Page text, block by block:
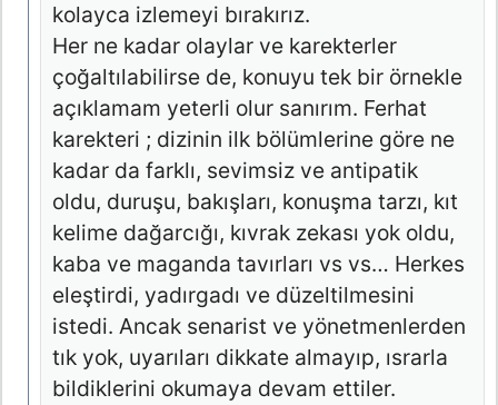
kolayca izlemeyi bırakırız.
Her ne kadar olaylar ve karekterler
çoğaltılabilirse de, konuyu tek bir örnekle
açıklamam yeterli olur sanırım. Ferhat
karekteri ; dizinin ilk bölümlerine göre ne
kadar da farklı, sevimsiz ve antipatik
oldu, duruşu, bakışları, konuşma tarzı, kıt
kelime dağarcığı, kıvrak zekası yok oldu,
kaba ve maganda tavırları vs vs… Herkes
eleştirdi, yadırgadı ve düzeltilmesini
istedi. Ancak senarist ve yönetmenlerden
tık yok, uyarıları dikkate almayıp, ısrarla
bildiklerini okumaya devam ettiler.